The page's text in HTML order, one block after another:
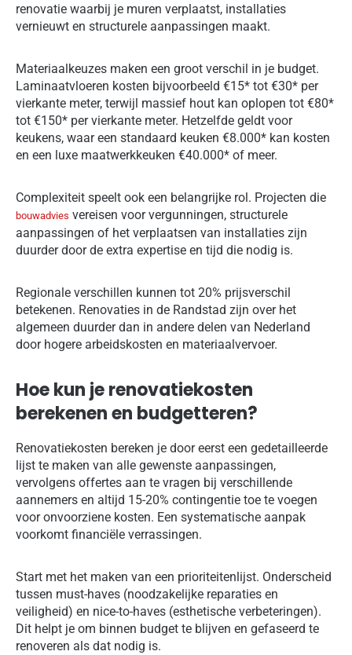
renovatie waarbij je muren verplaatst, installaties
vernieuwt en structurele aanpassingen maakt.
Materiaalkeuzes maken een groot verschil in je budget.
Laminaatvloeren kosten bijvoorbeeld €15* tot €30* per
vierkante meter, terwijl massief hout kan oplopen tot €80*
tot €150* per vierkante meter. Hetzelfde geldt voor
keukens, waar een standaard keuken €8.000* kan kosten
en een luxe maatwerkkeuken €40.000* of meer.
Complexiteit speelt ook een belangrijke rol. Projecten die
bouwadvies vereisen voor vergunningen, structurele
aanpassingen of het verplaatsen van installaties zijn
duurder door de extra expertise en tijd die nodig is.
Regionale verschillen kunnen tot 20% prijsverschil
betekenen. Renovaties in de Randstad zijn over het
algemeen duurder dan in andere delen van Nederland
door hogere arbeidskosten en materiaalvervoer.
Hoe kun je renovatiekosten
berekenen en budgetteren?
Renovatiekosten bereken je door eerst een gedetailleerde
lijst te maken van alle gewenste aanpassingen,
vervolgens offertes aan te vragen bij verschillende
aannemers en altijd 15-20% contingentie toe te voegen
voor onvoorziene kosten. Een systematische aanpak
voorkomt financiële verrassingen.
Start met het maken van een prioriteitenlijst. Onderscheid
tussen must-haves (noodzakelijke reparaties en
veiligheid) en nice-to-haves (esthetische verbeteringen).
Dit helpt je om binnen budget te blijven en gefaseerd te
renoveren als dat nodig is.